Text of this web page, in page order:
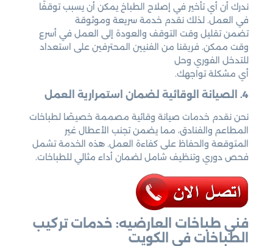
ندرك أن أي تأخير في إصلاح الطباخ يمكن أن يسبب توقفًا
في العمل. لذلك نقدم خدمة سريعة وموثوقة
تضمن تقليل وقت التوقف والعودة إلى العمل في أسرع
وقت ممكن. فريقنا من الفنيين المحترفين على استعداد
للتدخل الفوري وحل
أي مشكلة تواجهك.
4. الصيانة الوقائية لضمان استمرارية العمل
نحن نقدم خدمات صيانة وقائية مصممة خصيصًا لطباخات
المطاعم والفنادق، مما يضمن تجنب الأعطال غير
المتوقعة والحفاظ على كفاءة العمل. هذه الخدمة تشمل
فحص دوري وتنظيف شامل لضمان أداء مثالي للطباخات.
فني طباخات العارضيه: خدمات تركيب
الطباخات في الكويت